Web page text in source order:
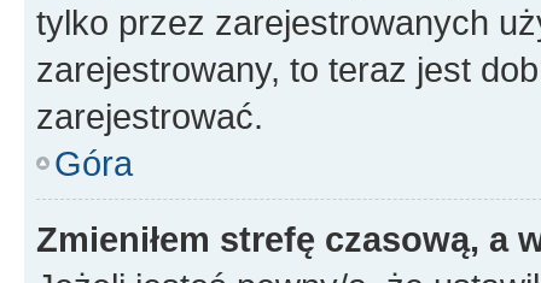
tylko przez zarejestrowanych
zarejestrowany, to teraz jest
zarejestrować.
Góra
Zmieniłem strefę czasową, a